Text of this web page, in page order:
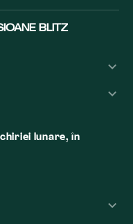
BLITZ
lunare, în